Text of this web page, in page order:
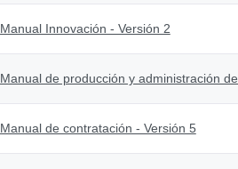
Manual Innovación - Versión 2
Manual de contratación - Versión 5